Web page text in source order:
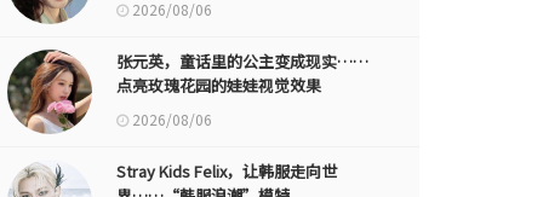
2026/08/06
张元英，童话里的公主变成现实……
点亮玫瑰花园的娃娃视觉效果
2026/08/06
Stray Kids Felix，让韩服走向世